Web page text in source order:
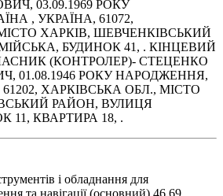
03.09.1969 РОКУ
, УКРАЇНА, 61072,
ХАРКІВ, ШЕВЧЕНКІВСЬКИЙ
БУДИНОК 41, . КІНЦЕВИЙ
(КОНТРОЛЕР)- СТЕЦЕНКО
01.08.1946 РОКУ НАРОДЖЕННЯ,
ХАРКІВСЬКА ОБЛ., МІСТО
РАЙОН, ВУЛИЦЯ
11, КВАРТИРА 18, .
і обладнання для
та навігації (основний) 46.69